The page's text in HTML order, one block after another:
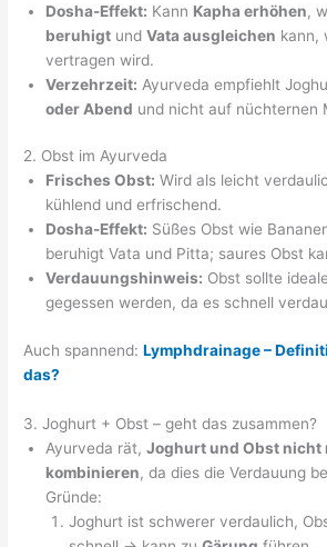
Dosha-Effekt: Kann Kapha erhöhen,
beruhigt undVata ausgleichen kann,
vertragen wird.
Verzehrzeit: Ayurveda empfiehlt
oder Abend und nicht auf nüchternen
2. Obst im Ayurveda
Frisches Obst: Wird als leicht
kühlend und erfrischend.
Dosha-Effekt: Süßes Obst wie
beruhigt Vata und Pitta; saures Obst
Verdauungshinweis: Obst sollte
gegessen werden, da es schnell
Auch spannend:Lymphdrainage –
das?
3. Joghurt + Obst – geht das zusammen?
Ayurveda rät,Joghurt und Obst nicht
kombinieren, da dies die Verdauung
Gründe:
Joghurt ist schwerer verdaulich,